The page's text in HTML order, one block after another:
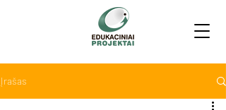
Įrašas